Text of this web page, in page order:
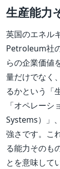
生産能力
英国のエネル
Petroleum社
らの企業価値
量だけでなく
るかという
「オペレー
Systems）」
強さです。こ
る能力そのも
とを意味して